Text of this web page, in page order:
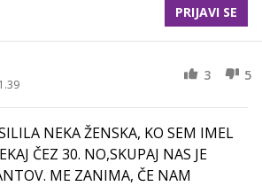
PRIJAVI SE
3 5
NEKA ŽENSKA, KO SEM IMEL
ČEZ 30. NO,SKUPAJ NAS JE
ME ZANIMA, ČE NAM